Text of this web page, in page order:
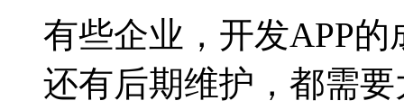
有些企业，开发APP
还有后期维护，都需